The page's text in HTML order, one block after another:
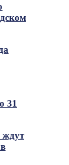
31
ждут